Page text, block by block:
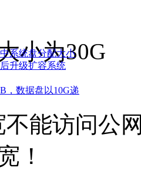
小为30G
系统盘分配大小
升级扩容系统
，数据盘以10G递
能访问公
！